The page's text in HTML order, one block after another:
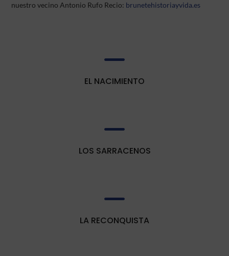
nuestro vecino Antonio Rufo Recio: brunetehistoriayvida.es
EL NACIMIENTO
LOS SARRACENOS
LA RECONQUISTA